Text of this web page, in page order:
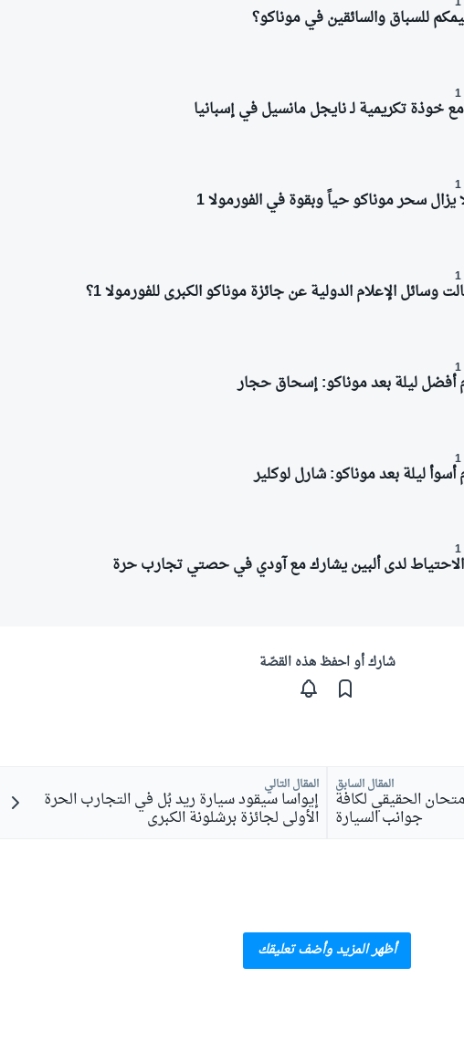
للسباق والسائقين في موناكو؟
خوذة تكريمية لـ نايجل مانسيل في إسبانيا
يزال سحر موناكو حياً وبقوة في الفورمولا 1
وسائل الإعلام الدولية عن جائزة موناكو الكبرى للفورمولا 1؟
أفضل ليلة بعد موناكو: إسحاق حجار
أسوأ ليلة بعد موناكو: شارل لوكلير
لدى ألبين يشارك مع آودي في حصتي تجارب حرة
شارك أو احفظ هذه القصّة
المقال السابق
الحقيقي لكافة
جوانب السيارة
المقال التالي
إيواسا سيقود سيارة ريد بُل في التجارب الحرة
الأولى لجائزة برشلونة الكبرى
أظهر المزيد وأضف تعليقك